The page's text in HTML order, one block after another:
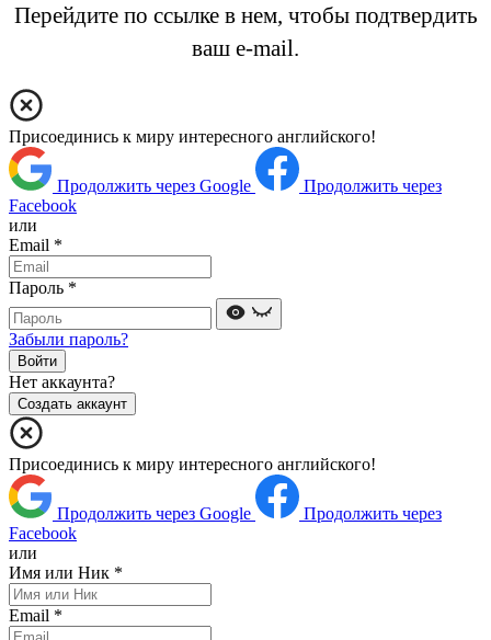
Перейдите по ссылке в нем, чтобы подтвердить
ваш e-mail.
Присоединись к миру интересного английского!
Продолжить через Google
Продолжить через
Facebook
или
Email *
Пароль *
Забыли пароль?
Войти
Нет аккаунта?
Создать аккаунт
Присоединись к миру интересного английского!
Продолжить через Google
Продолжить через
Facebook
или
Имя или Ник *
Email *